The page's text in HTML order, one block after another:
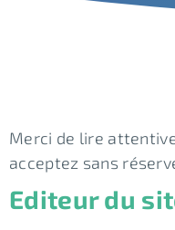
Merci de lire
acceptez sans
Editeur du